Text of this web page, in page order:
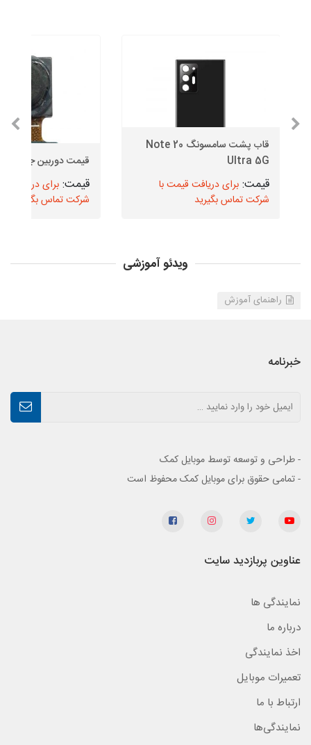
قاب پشت سامسونگ Note 20
Ultra 5G
برای دریافت قیمت با
شرکت تماس بگیرید
قیمت دوربین جلو J5 2017
برای دریافت
شرکت تماس بگیرید
ویدئو آموزشی
راهنمای آموزش
خبرنامه
- طراحی و توسعه توسط موبایل کمک
- تمامی حقوق برای موبایل کمک محفوظ است
عناوین پربازدید سایت
نمایندگی ها
درباره ما
اخذ نمایندگی
تعمیرات موبایل
ارتباط با ما
نمایندگی‌ها